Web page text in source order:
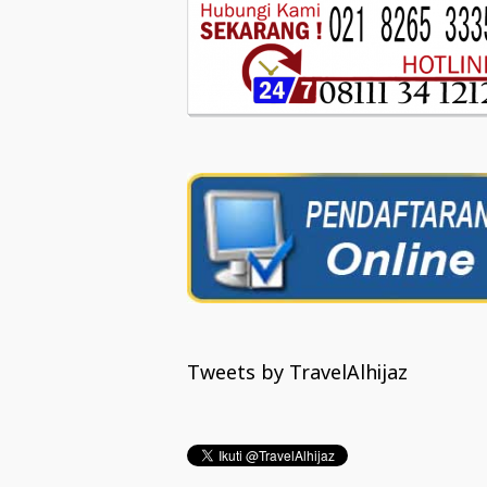
Tweets by TravelAlhijaz